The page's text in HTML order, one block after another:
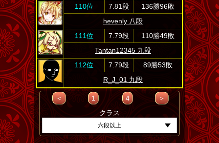
110位
7.81段
136勝96敗
hevenly 八段
111位
7.79段
110勝49敗
Tantan12345 九段
112位
7.79段
89勝53敗
R_J_01 九段
＜ 1 4
＞
クラス
六段以上